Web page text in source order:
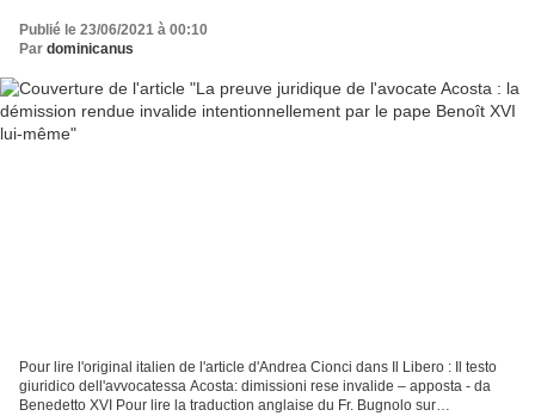
Publié le 23/06/2021 à 00:10
Par dominicanus
Pour lire l'original italien de l'article d'Andrea Cionci dans Il Libero : Il testo
giuridico dell'avvocatessa Acosta: dimissioni rese invalide – apposta - da
Benedetto XVI Pour lire la traduction anglaise du Fr. Bugnolo sur